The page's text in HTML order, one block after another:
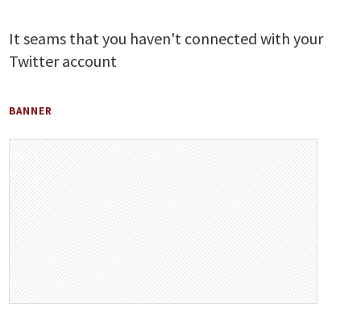
It seams that you haven't connected with your
Twitter account
BANNER